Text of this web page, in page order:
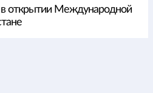
в открытии Международной